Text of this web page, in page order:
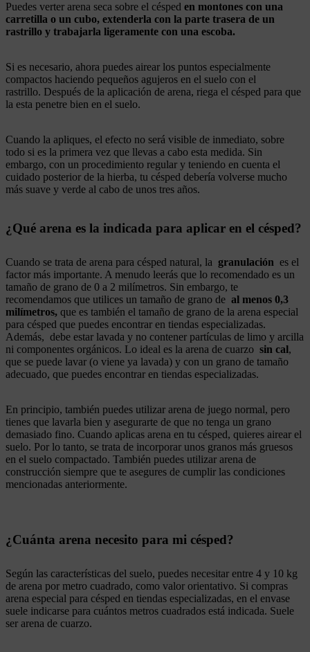
Puedes verter arena seca sobre el césped en montones con una
carretilla o un cubo, extenderla con la parte trasera de un
rastrillo y trabajarla ligeramente con una escoba.
Si es necesario, ahora puedes airear los puntos especialmente
compactos haciendo pequeños agujeros en el suelo con el
rastrillo. Después de la aplicación de arena, riega el césped para que
la esta penetre bien en el suelo.
Cuando la apliques, el efecto no será visible de inmediato, sobre
todo si es la primera vez que llevas a cabo esta medida. Sin
embargo, con un procedimiento regular y teniendo en cuenta el
cuidado posterior de la hierba, tu césped debería volverse mucho
más suave y verde al cabo de unos tres años.
¿Qué arena es la indicada para aplicar en el césped?
Cuando se trata de arena para césped natural, la granulación es el
factor más importante. A menudo leerás que lo recomendado es un
tamaño de grano de 0 a 2 milímetros. Sin embargo, te
recomendamos que utilices un tamaño de grano de al menos 0,3
milímetros, que es también el tamaño de grano de la arena especial
para césped que puedes encontrar en tiendas especializadas.
Además, debe estar lavada y no contener partículas de limo y arcilla
ni componentes orgánicos. Lo ideal es la arena de cuarzo sin cal,
que se puede lavar (o viene ya lavada) y con un grano de tamaño
adecuado, que puedes encontrar en tiendas especializadas.
En principio, también puedes utilizar arena de juego normal, pero
tienes que lavarla bien y asegurarte de que no tenga un grano
demasiado fino. Cuando aplicas arena en tu césped, quieres airear el
suelo. Por lo tanto, se trata de incorporar unos granos más gruesos
en el suelo compactado. También puedes utilizar arena de
construcción siempre que te asegures de cumplir las condiciones
mencionadas anteriormente.
¿Cuánta arena necesito para mi césped?
Según las características del suelo, puedes necesitar entre 4 y 10 kg
de arena por metro cuadrado, como valor orientativo. Si compras
arena especial para césped en tiendas especializadas, en el envase
suele indicarse para cuántos metros cuadrados está indicada. Suele
ser arena de cuarzo.